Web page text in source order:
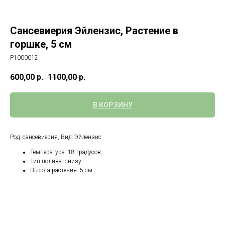
Сансевиерия Эйлензис, Растение в
горшке, 5 см
Р1000012
600,00 р. 1100,00 р.
В КОРЗИНУ
Род: сансевиерия, Вид: Эйлензис
Температура: 18 градусов
Тип полива: снизу
Высота растения: 5 см